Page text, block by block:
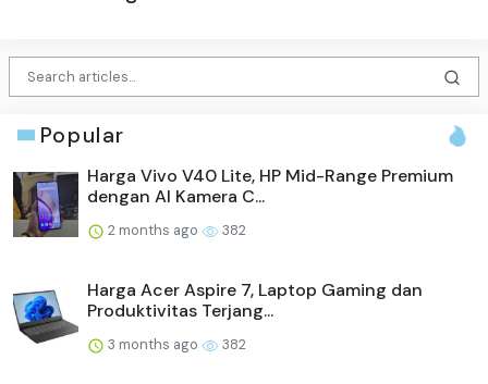
Popular
Harga Vivo V40 Lite, HP Mid-Range Premium
dengan AI Kamera C...
2 months ago 382
Harga Acer Aspire 7, Laptop Gaming dan
Produktivitas Terjang...
3 months ago 382